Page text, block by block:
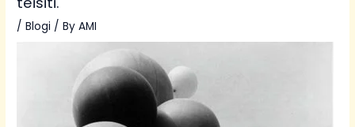
/Blogi / ByAMI